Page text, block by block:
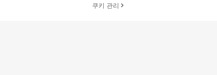
25% 할인!
쿠키 관리